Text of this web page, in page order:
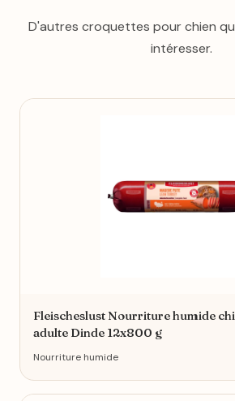
D'autres croquettes pour chien
intéresser.
Fleischeslust Nourriture humide
adulte Dinde 12x800 g
Nourriture humide